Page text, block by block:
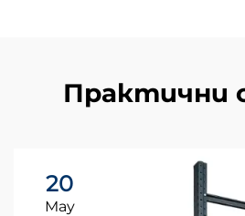
Практични
20
May